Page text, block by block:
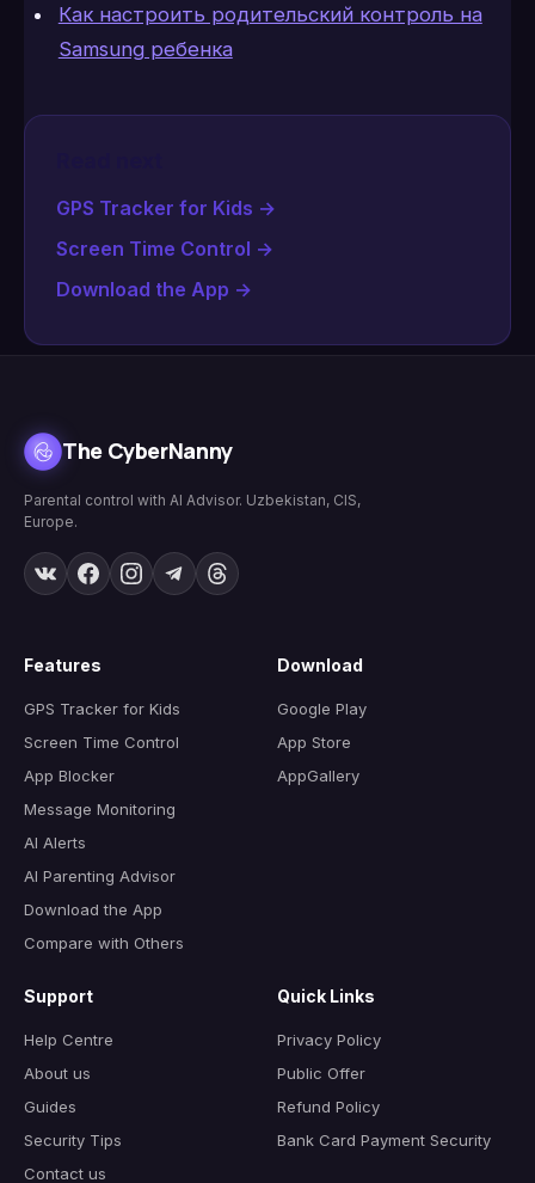
Как настроить родительский контроль на
Samsung ребенка
GPS Tracker for Kids →
Screen Time Control →
Download the App →
The CyberNanny
Parental control with AI Advisor. Uzbekistan, CIS,
Europe.
Features
GPS Tracker for Kids
Screen Time Control
App Blocker
Message Monitoring
AI Alerts
AI Parenting Advisor
Download the App
Compare with Others
Download
Google Play
App Store
AppGallery
Support
Help Centre
About us
Guides
Security Tips
Contact us
Quick Links
Privacy Policy
Public Offer
Refund Policy
Bank Card Payment Security